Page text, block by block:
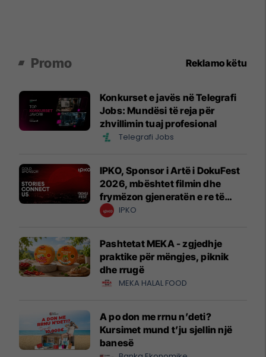
Promo Reklamo këtu
Konkurset e javës në Telegrafi
Jobs: Mundësi të reja për
zhvillimin tuaj profesional
Telegrafi Jobs
IPKO, Sponsor i Artë i DokuFest
2026, mbështet filmin dhe
frymëzon gjeneratën e re të
krijuesve
IPKO
Pashtetat MEKA - zgjedhje
praktike për mëngjes, piknik
dhe rrugë
MEKA HALAL FOOD
A po don me rrnu n’deti?
Kursimet mund t’ju sjellin një
banesë